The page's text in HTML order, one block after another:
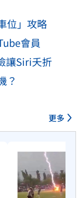
位」攻略
會員
讓Siri夭折
？
更多